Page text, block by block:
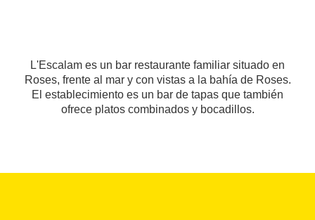
L'Escalam es un bar restaurante familiar situado en
Roses, frente al mar y con vistas a la bahía de Roses.
El establecimiento es un bar de tapas que también
ofrece platos combinados y bocadillos.